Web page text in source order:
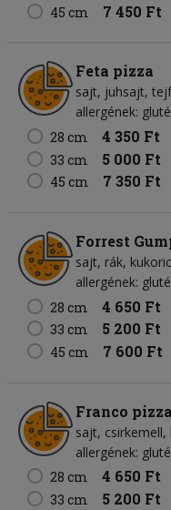
45 cm 7 450 Ft
Feta pizza
sajt juhsajt
allergének:
28 cm
4 350 Ft
33 cm 5 000 Ft
45 cm 7 350 Ft
Forrest
sajt rák
allergének:
28 cm
4 650 Ft
33 cm 5 200 Ft
45 cm 7 600 Ft
Franco pizza
sajt csirkemell
allergének:
28 cm
4 650 Ft
33 cm 5 200 Ft